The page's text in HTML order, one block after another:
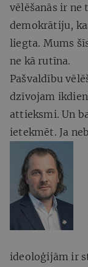
vēlēšanās ir
demokrātiju,
liegta. Mums
ne kā rutīna.
Pašvaldību
dzīvojam
attieksmi. Un
ietekmēt. Ja
ideoloģijām ir